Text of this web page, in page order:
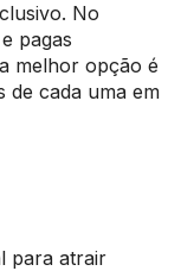
No
pagas
melhor opção é
de cada uma em
para atrair